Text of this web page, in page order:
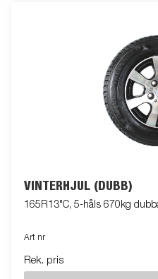
VINTERHJUL (DUBB)
165R13"C, 5-håls 670kg
Art nr
Rek. pris